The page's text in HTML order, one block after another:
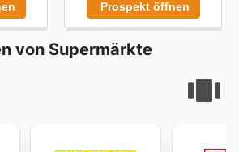
Prospekt öffnen
von Supermärkte